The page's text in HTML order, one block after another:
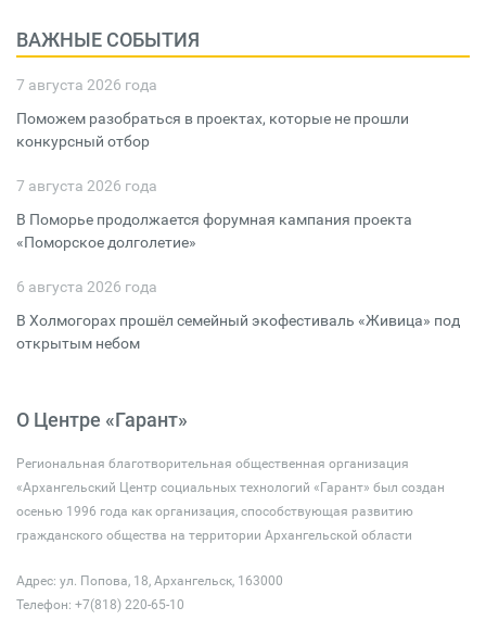
ВАЖНЫЕ СОБЫТИЯ
7 августа 2026 года
Поможем разобраться в проектах, которые не прошли
конкурсный отбор
7 августа 2026 года
В Поморье продолжается форумная кампания проекта
«Поморское долголетие»
6 августа 2026 года
В Холмогорах прошёл семейный экофестиваль «Живица» под
открытым небом
О Центре «Гарант»
Региональная благотворительная общественная организация
«Архангельский Центр социальных технологий «Гарант» был создан
осенью 1996 года как организация, способствующая развитию
гражданского общества на территории Архангельской области
Адрес: ул. Попова, 18, Архангельск, 163000
Телефон: +7(818) 220-65-10